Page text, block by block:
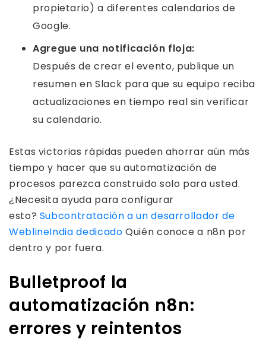
propietario) a diferentes calendarios de
Google.
Agregue una notificación floja:
Después de crear el evento, publique un
resumen en Slack para que su equipo reciba
actualizaciones en tiempo real sin verificar
su calendario.
Estas victorias rápidas pueden ahorrar aún más
tiempo y hacer que su automatización de
procesos parezca construido solo para usted.
¿Necesita ayuda para configurar
esto? Subcontratación a un desarrollador de
WeblineIndia dedicado Quién conoce a n8n por
dentro y por fuera.
Bulletproof la
automatización n8n:
errores y reintentos